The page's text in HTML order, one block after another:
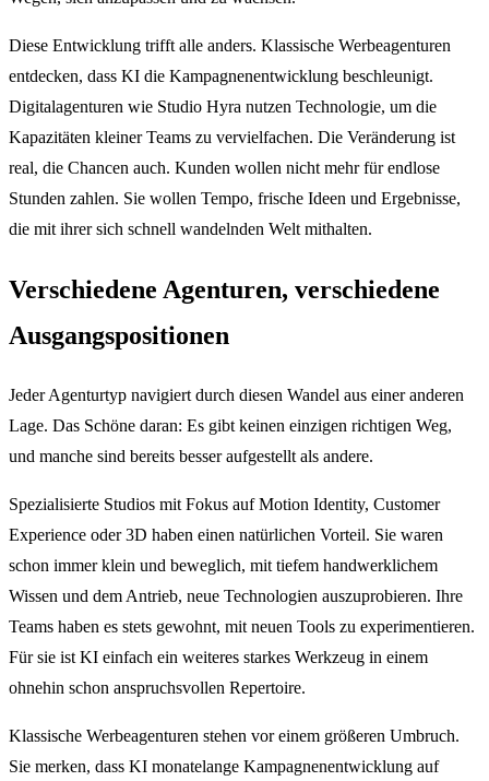
Diese Entwicklung trifft alle anders. Klassische Werbeagenturen
entdecken, dass KI die Kampagnenentwicklung beschleunigt.
Digitalagenturen wie Studio Hyra nutzen Technologie, um die
Kapazitäten kleiner Teams zu vervielfachen. Die Veränderung ist
real, die Chancen auch. Kunden wollen nicht mehr für endlose
Stunden zahlen. Sie wollen Tempo, frische Ideen und Ergebnisse,
die mit ihrer sich schnell wandelnden Welt mithalten.
Verschiedene Agenturen, verschiedene
Ausgangspositionen
Jeder Agenturtyp navigiert durch diesen Wandel aus einer anderen
Lage. Das Schöne daran: Es gibt keinen einzigen richtigen Weg,
und manche sind bereits besser aufgestellt als andere.
Spezialisierte Studios mit Fokus auf Motion Identity, Customer
Experience oder 3D haben einen natürlichen Vorteil. Sie waren
schon immer klein und beweglich, mit tiefem handwerklichem
Wissen und dem Antrieb, neue Technologien auszuprobieren. Ihre
Teams haben es stets gewohnt, mit neuen Tools zu experimentieren.
Für sie ist KI einfach ein weiteres starkes Werkzeug in einem
ohnehin schon anspruchsvollen Repertoire.
Klassische Werbeagenturen stehen vor einem größeren Umbruch.
Sie merken, dass KI monatelange Kampagnenentwicklung auf